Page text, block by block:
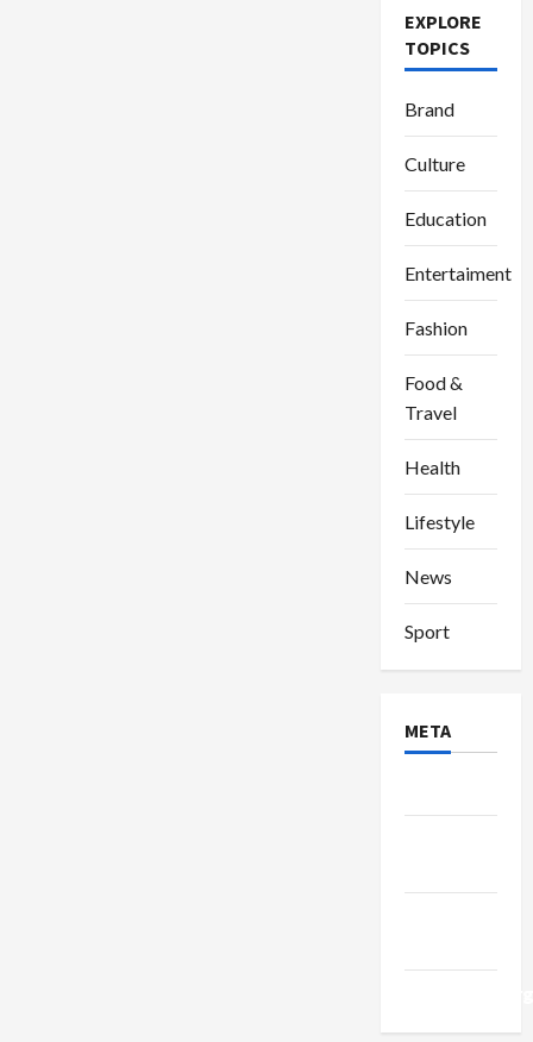
EXPLORE
TOPICS
Brand
Culture
Education
Entertaiment
Fashion
Food &
Travel
Health
Lifestyle
News
Sport
META